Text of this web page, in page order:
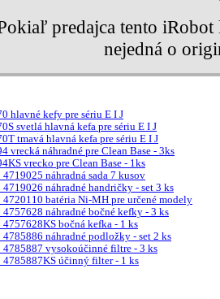
predajca tento
nejedná o
hlavné kefy pre sériu E I J
svetlá hlavná kefa pre sériu E I J
tmavá hlavná kefa pre sériu E I J
vrecká náhradné pre Clean Base - 3ks
vrecko pre Clean Base - 1ks
náhradná sada 7 kusov
náhradné handričky - set 3 ks
batéria Ni-MH pre určené modely
náhradné bočné kefky - 3 ks
bočná kefka - 1 ks
náhradné podložky - set 2 ks
vysokoúčinné filtre - 3 ks
účinný filter - 1 ks